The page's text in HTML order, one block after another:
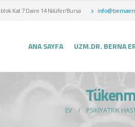
Kat 7 Daire 14 Nilüfer/Bursa
ANA SAYFA UZM.DR. BERNA
EV PSIKIYATRIK